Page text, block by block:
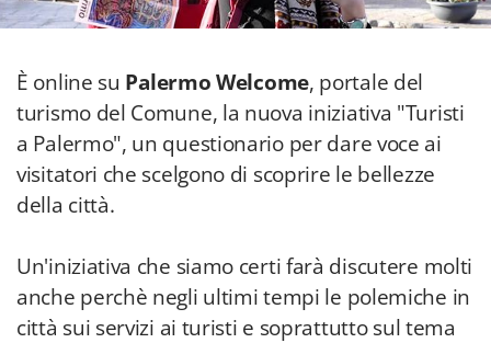
È online su Palermo Welcome, portale del
turismo del Comune, la nuova iniziativa "Turisti
a Palermo", un questionario per dare voce ai
visitatori che scelgono di scoprire le bellezze
della città.
Un'iniziativa che siamo certi farà discutere molti
anche perchè negli ultimi tempi le polemiche in
città sui servizi ai turisti e soprattutto sul tema